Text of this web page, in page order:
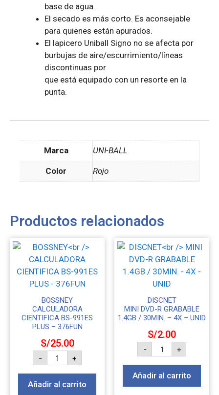
base de agua.
El secado es más corto. Es aconsejable
para quienes están apurados.
El lapicero Uniball Signo no se afecta por
burbujas de aire/escurrimiento/líneas
discontinuas por
que está equipado con un resorte en la
punta.
Marca UNI-BALL
Color Rojo
Productos relacionados
BOSSNEY
CALCULADORA
CIENTIFICA BS-991ES
PLUS – 376FUN
S/25.00
- +
Añadir al carrito
DISCNET
MINI DVD-R GRABABLE
1.4GB / 30MIN. – 4X – UNID
S/2.00
- +
Añadir al carrito